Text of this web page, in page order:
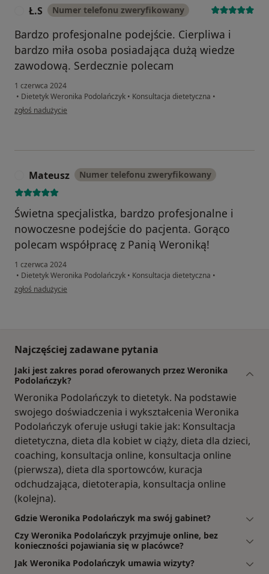
Ł.S Numer telefonu zweryfikowany
Bardzo profesjonalne podejście. Cierpliwa i
bardzo miła osoba posiadająca dużą wiedze
zawodową. Serdecznie polecam
1 czerwca 2024
• Dietetyk Weronika Podolańczyk • Konsultacja dietetyczna •
w opinii użytkownika Ł.S
zgłoś nadużycie
Mateusz Numer telefonu zweryfikowany
Świetna specjalistka, bardzo profesjonalne i
nowoczesne podejście do pacjenta. Gorąco
polecam współpracę z Panią Weroniką!
1 czerwca 2024
• Dietetyk Weronika Podolańczyk • Konsultacja dietetyczna •
w opinii użytkownika Mateusz
zgłoś nadużycie
Najczęściej zadawane pytania
Jaki jest zakres porad oferowanych przez Weronika
Podolańczyk?
Weronika Podolańczyk to dietetyk. Na podstawie
swojego doświadczenia i wykształcenia Weronika
Podolańczyk oferuje usługi takie jak: Konsultacja
dietetyczna, dieta dla kobiet w ciąży, dieta dla dzieci,
coaching, konsultacja online, konsultacja online
(pierwsza), dieta dla sportowców, kuracja
odchudzająca, dietoterapia, konsultacja online
(kolejna).
Gdzie Weronika Podolańczyk ma swój gabinet?
Czy Weronika Podolańczyk przyjmuje online, bez
konieczności pojawiania się w placówce?
Jak Weronika Podolańczyk umawia wizyty?